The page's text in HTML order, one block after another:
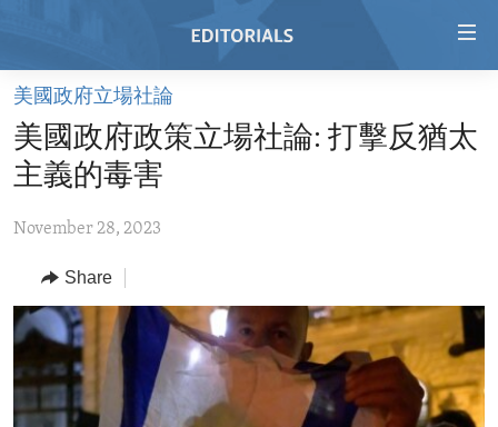
Skip
main
content
to
Navigation
Skip
to
Search
HOME
VIDEO
REGIONS
AFRICA
AMERICAS
ASIA
EUROPE
TOPICS
HUMAN RIGHTS
SECURITY AND DEFENSE
AID AND DEVELOPMENT
ARCHIVE
ABOUT US
FOLLOW US
美國政府立場社論
美國政府政策立場社論: 打擊反猶太
主義的毒害
November 28, 2023
Share